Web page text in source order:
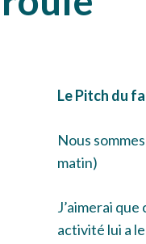
Le Pitch du
Nous
matin)
J’aimerai
activité lui a